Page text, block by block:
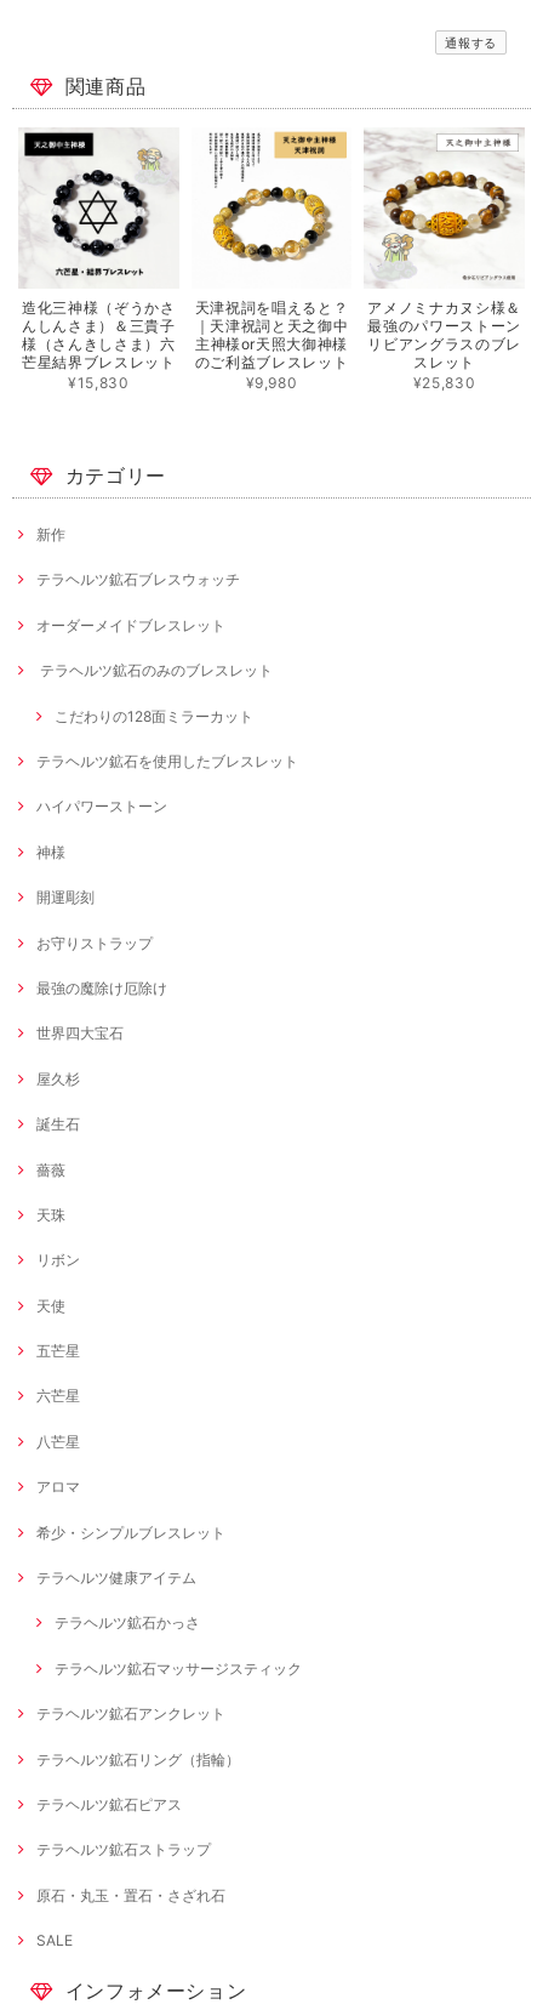
通報する
関連商品
造化三神様（ぞうかさ
んしんさま）＆三貴子
様（さんきしさま）六
芒星結界ブレスレット
¥15,830
天津祝詞を唱えると？
｜天津祝詞と天之御中
主神様or天照大御神様
のご利益ブレスレット
¥9,980
アメノミナカヌシ様＆
最強のパワーストーン
リビアングラスのブレ
スレット
¥25,830
カテゴリー
新作
テラヘルツ鉱石ブレスウォッチ
オーダーメイドブレスレット
テラヘルツ鉱石のみのブレスレット
こだわりの128面ミラーカット
テラヘルツ鉱石を使用したブレスレット
ハイパワーストーン
神様
開運彫刻
お守りストラップ
最強の魔除け厄除け
世界四大宝石
屋久杉
誕生石
薔薇
天珠
リボン
天使
五芒星
六芒星
八芒星
アロマ
希少・シンプルブレスレット
テラヘルツ健康アイテム
テラヘルツ鉱石かっさ
テラヘルツ鉱石マッサージスティック
テラヘルツ鉱石アンクレット
テラヘルツ鉱石リング（指輪）
テラヘルツ鉱石ピアス
テラヘルツ鉱石ストラップ
原石・丸玉・置石・さざれ石
SALE
インフォメーション